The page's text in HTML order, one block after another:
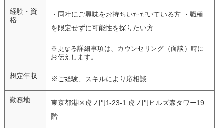
経験・資
格
・同社にご興味をお持ちいただいている方 ・職種
を限定せずに可能性を探りたい方
※更なる詳細事項は、カウンセリング（面談）時に
お伝えします。
想定年収 ※ご経験、スキルにより応相談
勤務地
東京都港区虎ノ門1-23-1 虎ノ門ヒルズ森タワー19
階